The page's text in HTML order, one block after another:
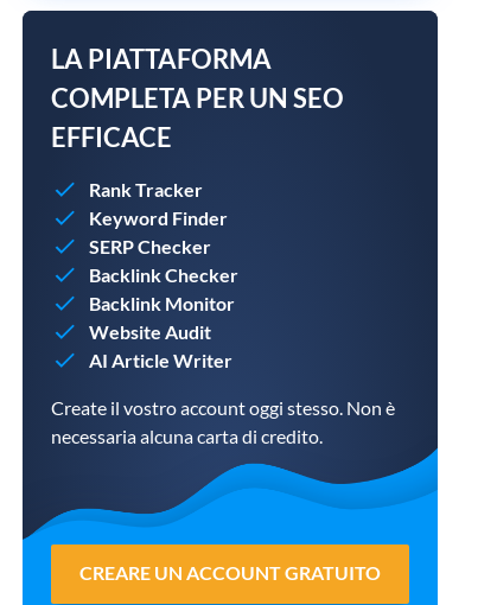
LA PIATTAFORMA
COMPLETA PER UN SEO
EFFICACE
Rank Tracker
Keyword Finder
SERP Checker
Backlink Checker
Backlink Monitor
Website Audit
AI Article Writer
Create il vostro account oggi stesso. Non è
necessaria alcuna carta di credito.
CREARE UN ACCOUNT GRATUITO